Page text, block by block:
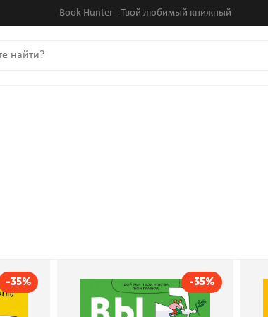
Book Hunter - Твой любимый книжный
-35% -35%
Выход есть. Как